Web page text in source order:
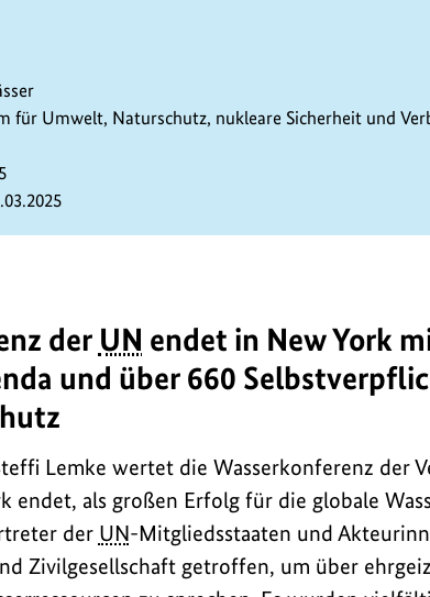
für Umwelt, Naturschutz, nukleare Sicherheit und
der UN endet in New York
und über 660
Lemke wertet die Wasserkonferenz der
endet, als großen Erfolg für die globale
der UN-Mitgliedsstaaten und
Zivilgesellschaft getroffen, um über